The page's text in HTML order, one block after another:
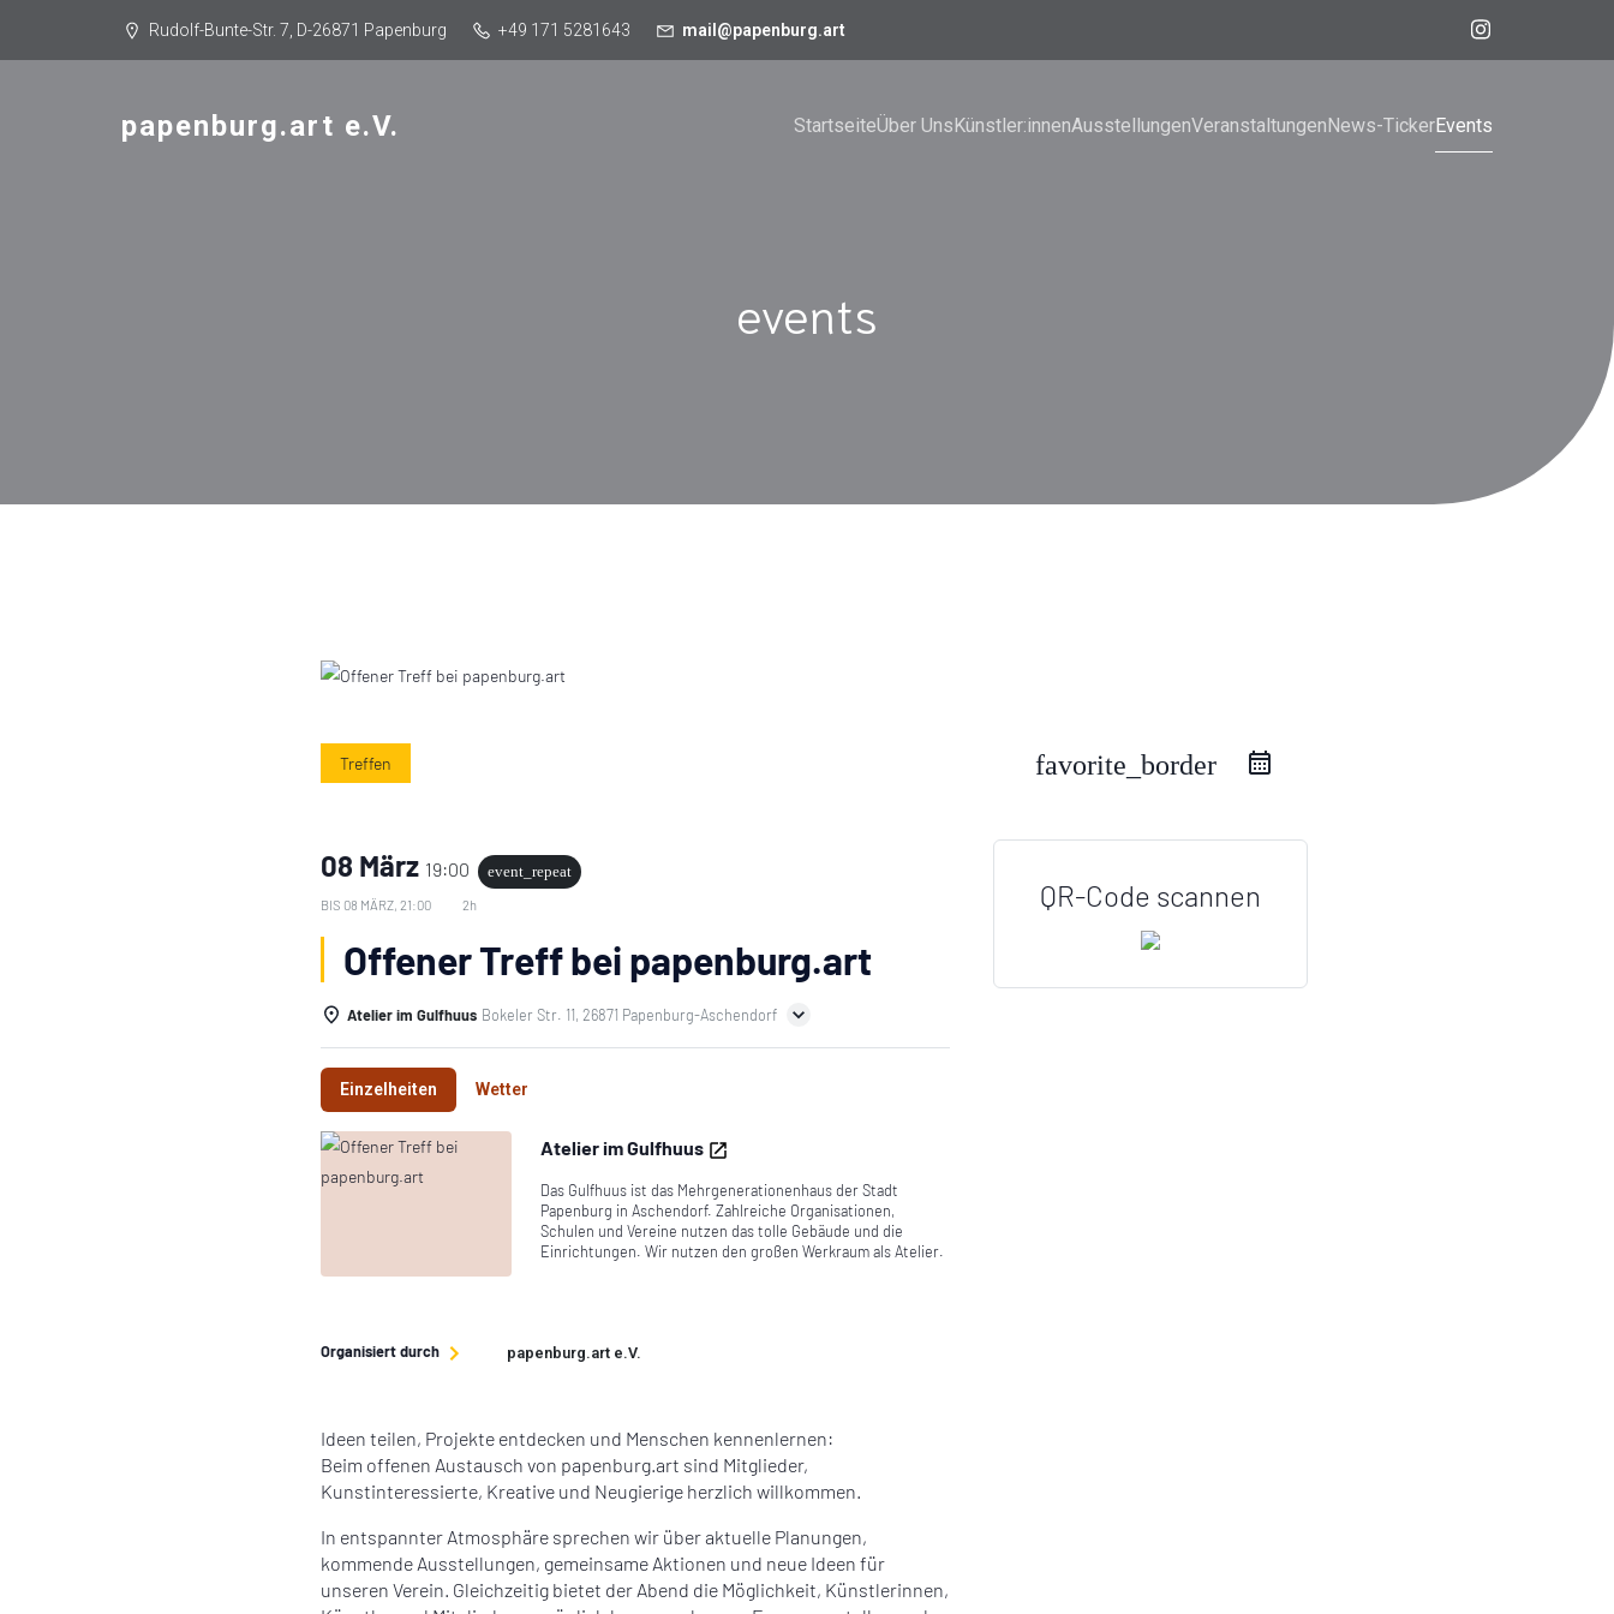
Rudolf-Bunte-Str. 7, D-26871 Papenburg +49 171 5281643 mail@papenburg.art
papenburg.art e.V. StartseiteÜber UnsKünstler:innenAusstellungenVeranstaltungenNews-TickerEvents
events
Treffen favorite_border
08 März 19:00 event_repeat
BIS 08 MÄRZ, 21:00 2h
Offener Treff bei papenburg.art
Atelier im Gulfhuus Bokeler Str. 11, 26871 Papenburg-Aschendorf
Einzelheiten Wetter
Atelier im Gulfhuus
Das Gulfhuus ist das Mehrgenerationenhaus der Stadt
Papenburg in Aschendorf. Zahlreiche Organisationen,
Schulen und Vereine nutzen das tolle Gebäude und die
Einrichtungen. Wir nutzen den großen Werkraum als Atelier.
Organisiert durch papenburg.art e.V.
Ideen teilen, Projekte entdecken und Menschen kennenlernen:
Beim offenen Austausch von papenburg.art sind Mitglieder,
Kunstinteressierte, Kreative und Neugierige herzlich willkommen.
In entspannter Atmosphäre sprechen wir über aktuelle Planungen,
kommende Ausstellungen, gemeinsame Aktionen und neue Ideen für
unseren Verein. Gleichzeitig bietet der Abend die Möglichkeit, Künstlerinnen,
QR-Code scannen